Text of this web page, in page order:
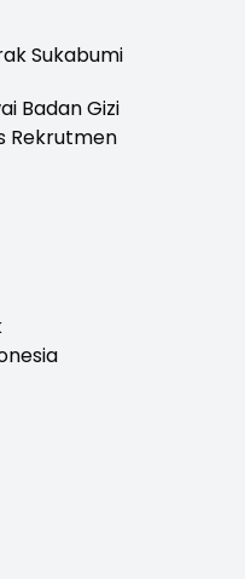
Sukabumi
Badan Gizi
Rekrutmen